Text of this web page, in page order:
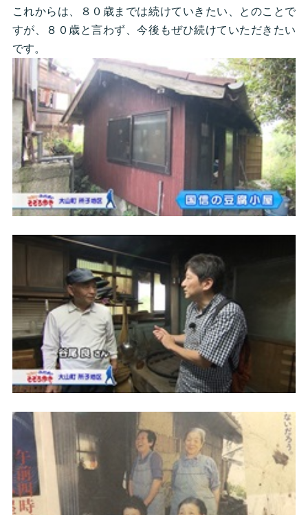
これからは、８０歳までは続けていきたい、とのことで
すが、８０歳と言わず、今後もぜひ続けていただきたい
です。